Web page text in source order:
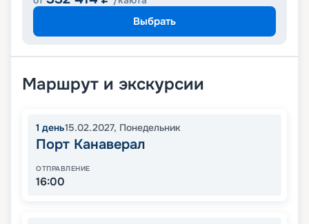
Выбрать
Маршрут и экскурсии
1 день15.02.2027, Понедельник
Порт Канаверал
ОТПРАВЛЕНИЕ
16:00